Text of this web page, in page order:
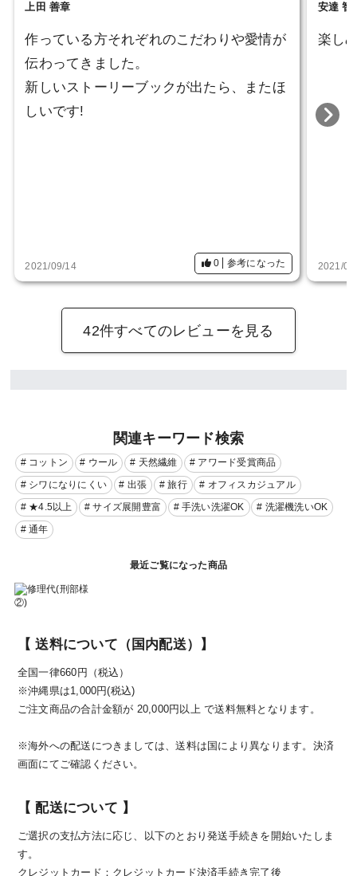
上田 善章
作っている方それぞれのこだわりや愛情が
伝わってきました。
新しいストーリーブックが出たら、またほ
しいです!
2021/09/14 0 参考になった
安達 智
楽し
2021/
42件すべてのレビューを見る
関連キーワード検索
# コットン # ウール # 天然繊維
# アワード受賞商品
# シワになりにくい
# 出張 # 旅行
# オフィスカジュアル
# ★4.5以上
# サイズ展開豊富 # 手洗い洗濯OK
# 洗濯機洗いOK
# 通年
最近ご覧になった商品
【 送料について（国内配送）】
全国一律660円（税込）
※沖縄県は1,000円(税込)
ご注文商品の合計金額が 20,000円以上 で送料無料となります。
※海外への配送につきましては、送料は国により異なります。決済
画面にてご確認ください。
【 配送について 】
ご選択の支払方法に応じ、以下のとおり発送手続きを開始いたしま
す。
クレジットカード：クレジットカード決済手続き完了後